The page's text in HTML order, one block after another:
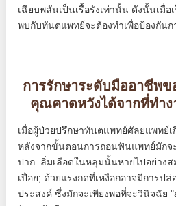
เฉียบพลันเป็นเรื้อรังเท่านั้น ดังนั้นเมื่
พบกับทันตแพทย์จะต้องทำเพื่อป้องกันก
การรักษาระดับมืออาชีพ
คุณคาดหวังได้จากที่ทำ
เมื่อผู้ป่วยปรึกษาทันตแพทย์ศัลยแพทย์เ
หลังจากขั้นตอนการถอนฟันแพทย์มักจ
ปาก: ลิ่มเลือดในหลุมนั้นหายไปอย่าง
เปื่อย; ด้วยแรงกดที่เหงือกอาจมีการป
ประสงค์ ซึ่งมักจะเพียงพอที่จะวินิจฉัย